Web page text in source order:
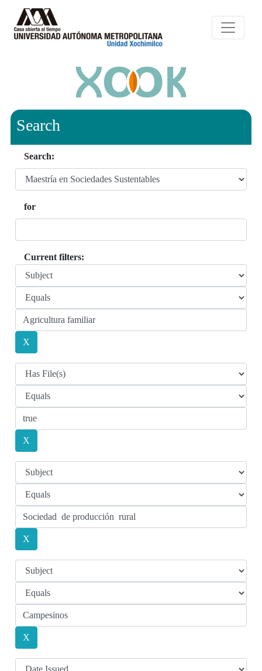
Search
Search:
for
Current filters: